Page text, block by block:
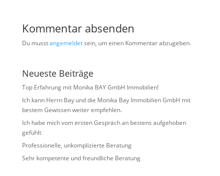
Kommentar absenden
Du musstangemeldetsein, um einen Kommentar abzugeben.
Neueste Beiträge
Top Erfahrung mit Monika BAY GmbH Immobilien!
Ich kann Herrn Bay und die Monika Bay Immobilien GmbH mit
bestem Gewissen weiter empfehlen.
Ich habe mich vom ersten Gespräch an bestens aufgehoben
gefühlt
Professionelle, unkomplizierte Beratung
Sehr kompetente und freundliche Beratung